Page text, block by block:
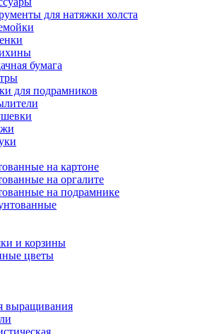
для натяжки холста
бумага
для подрамников
на картоне
на оргалите
на подрамнике
и корзины
цветы
выращивания